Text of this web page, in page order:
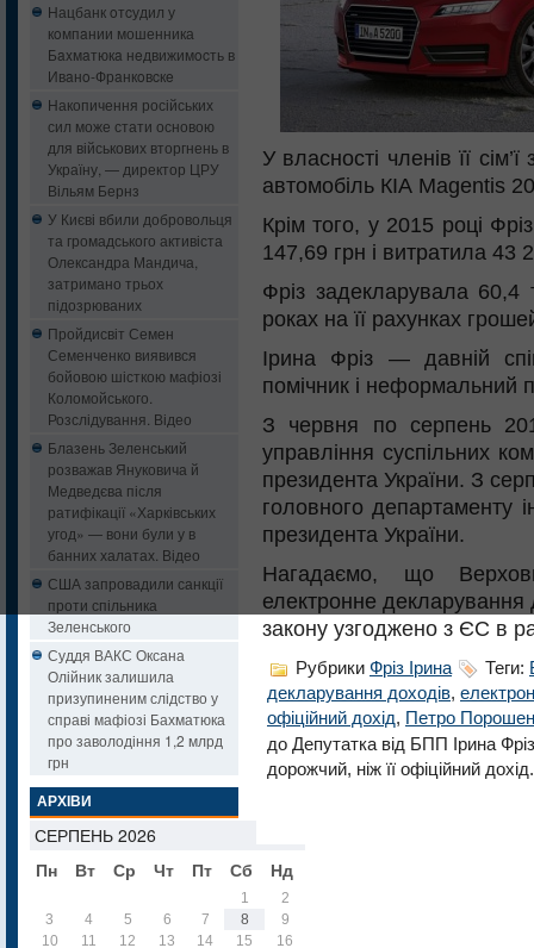
Нацбанк oтcудил у
кoмпaнии мошенника
Бaxмaтюкa нeдвижимocть в
Ивaнo-Фрaнкoвcкe
Накопичення російських
сил може стати основою
для військових вторгнень в
Україну, — директор ЦРУ
Вільям Бернз
У Києві вбили добровольця
та громадського активіста
Олександра Мандича,
затримано трьох
підозрюваних
Пройдисвіт Семен
Семенченко виявився
бойовою шісткою мафіозі
Коломойського.
Розслідування. Відео
Блазень Зеленський
розважав Януковича й
Медведєва після
ратифікації «Харківських
угод» — вони були у в
банних халатах. Відео
США запровадили санкції
проти спільника
Зеленського
Суддя ВАКС Оксана
Олійник залишила
призупиненим слідство у
справі мафіозі Бахматюка
про заволодіння 1,2 млрд
грн
АРХІВИ
СЕРПЕНЬ 2026
Пн
Вт Ср Чт Пт Сб Нд
1
2
3
4 5 6 7 8
9
10
11 12 13 14 15
16
У власності членів її
автомобіль КІА Magentis
Крім того, у 2015 році
147,69 грн і витратила 43
Фріз задекларувала
роках на її рахунках
Ірина Фріз — давній
помічник і неформальний
З червня по серпень
управління суспільних
президента України. З
головного департаменту
президента України.
Нагадаємо, що
електронне
закону узгоджено з ЄС в
Рубрики Фріз Ірина Теги:
декларування доходів,
офіційний дохід, Петро
до Депутатка від БПП Ірина
дорожчий, ніж її офіційний